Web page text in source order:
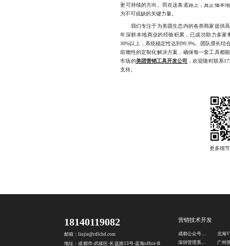
更可持续的方向。而在这条道路上，真正懂本
为不可或缺的关键力量。
我们专注于为美团生态内的各类商家提供高
年深耕本地商业的经验积累，已成功助力多
30%以上，系统稳定性达到99.9%。团队擅长
前瞻性的定制化解决方案，确保每一套工具都
市场的美团营销工具开发公司
，欢迎随时联系
支持。
18140119082
邮箱：liujie@cdlchd.com
地址：成都市-武侯区-长益路13号-蓝海office-B
营销技术开发
成都公众号开发公司
深圳管理系统开发